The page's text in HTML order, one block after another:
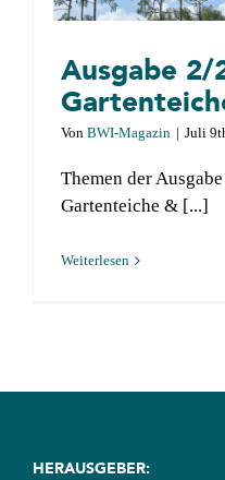
Ausgabe 2/
Von BWI-Magazin | Juli
Themen der
Gartenteiche & [...]
Weiterlesen
HERAUSGEBER: